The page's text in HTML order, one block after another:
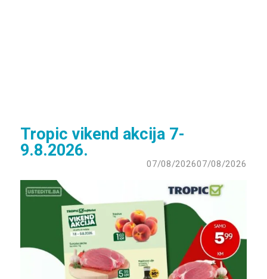
Tropic vikend akcija 7-
9.8.2026.
07/08/202607/08/2026